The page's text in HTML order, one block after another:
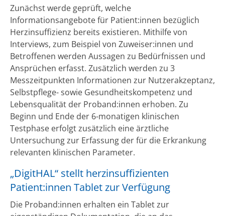
Zunächst werde geprüft, welche
Informationsangebote für Patient:innen bezüglich
Herzinsuffizienz bereits existieren. Mithilfe von
Interviews, zum Beispiel von Zuweiser:innen und
Betroffenen werden Aussagen zu Bedürfnissen und
Ansprüchen erfasst. Zusätzlich werden zu 3
Messzeitpunkten Informationen zur Nutzerakzeptanz,
Selbstpflege- sowie Gesundheitskompetenz und
Lebensqualität der Proband:innen erhoben. Zu
Beginn und Ende der 6-monatigen klinischen
Testphase erfolgt zusätzlich eine ärztliche
Untersuchung zur Erfassung der für die Erkrankung
relevanten klinischen Parameter.
„DigitHAL“ stellt herzinsuffizienten
Patient:innen Tablet zur Verfügung
Die Proband:innen erhalten ein Tablet zur